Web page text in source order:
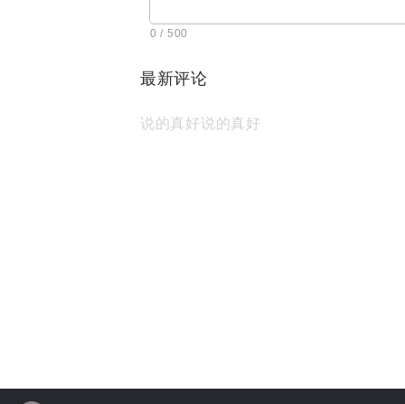
0 / 500
最新评论
说的真好说的真好